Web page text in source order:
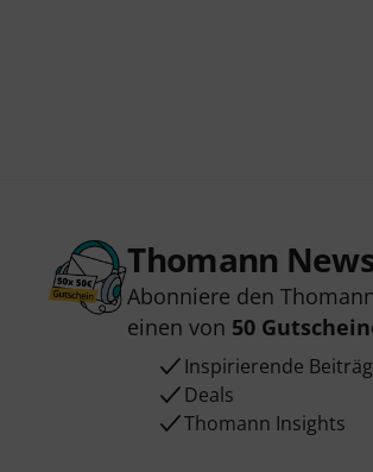
Thomann
Abonniere den
einen von 50
Inspirierende
Deals
Thomann Insights